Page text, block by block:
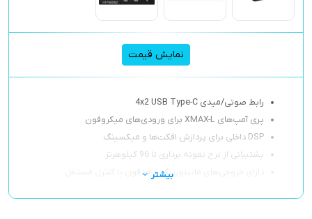
نمایش قیمت
رابط صوتی/میدی 4x2 USB Type-C
پری آمپ‌های XMAX-L برای ورودی‌های میکروفون
DSP داخلی برای پردازش افکت‌ها و میکسینگ
پشتیبانی از نرخ نمونه برداری تا 96 کیلوهرتز
دارای خروجی‌های مانیتورینگ و هدفون با کنترل مستقل
بیشتر